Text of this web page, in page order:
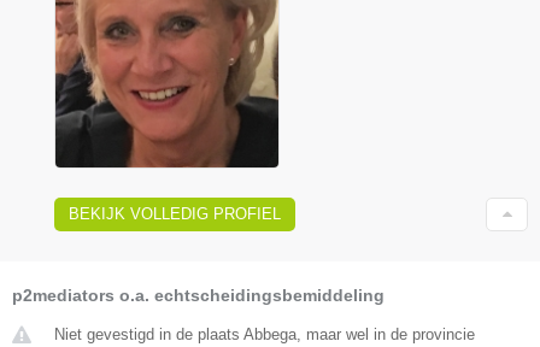
BEKIJK VOLLEDIG PROFIEL
p2mediators o.a. echtscheidingsbemiddeling
Niet gevestigd in de plaats Abbega, maar wel in de provincie